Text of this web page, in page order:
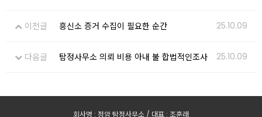
이전글 흥신소 증거 수집이 필요한 순간 25.10.09
다음글 탐정사무소 의뢰 비용 아내 불 합법적인조사 25.10.09
회사명 : 정암 탐정사무소 / 대표 : 조훈래